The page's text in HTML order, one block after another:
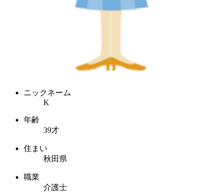
ニックネーム
K
年齢
39才
住まい
秋田県
職業
介護士